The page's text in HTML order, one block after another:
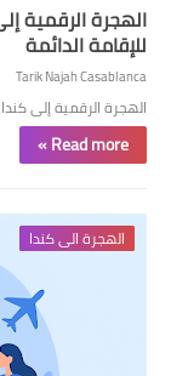
الهجرة الرقمية
للإقامة الدائمة
Tarik Najah Casablanca
الهجرة الرقمية إلى
Read more »
الهجرة الى كندا